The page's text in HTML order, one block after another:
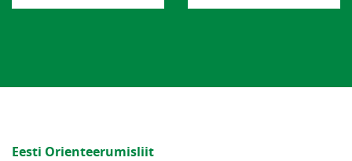
Eesti Orienteerumisliit